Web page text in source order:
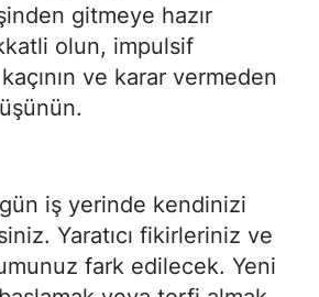
gitmeye hazır
olun, impulsif
ve karar vermeden
iş yerinde kendinizi
Yaratıcı fikirleriniz ve
fark edilecek. Yeni